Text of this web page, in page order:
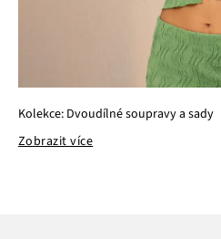
Kolekce: Dvoudílné soupravy a sady
Zobrazit více